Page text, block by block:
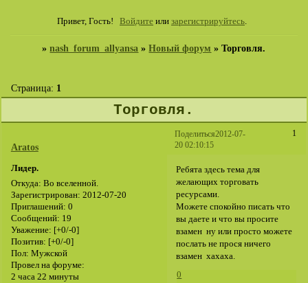
Привет, Гость! Войдитеили зарегистрируйтесь.
»nash_forum_allyansa »Новый форум »Торговля.
Торговля.
Страница: 1
Поделиться 1
2012-07-
20 02:10:15
Aratos
Лидер.
Откуда: Во вселенной.
Зарегистрирован: 2012-07-20
Приглашений: 0
Сообщений: 19
Уважение: [+0/-0]
Позитив: [+0/-0]
Пол: Мужской
Провел на форуме:
2 часа 22 минуты
Ребята здесь тема для
желающих торговать
ресурсами.
Можете спокойно писать что
вы даете и что вы просите
взамен ну или просто можете
послать не прося ничего
взамен хахаха.
0